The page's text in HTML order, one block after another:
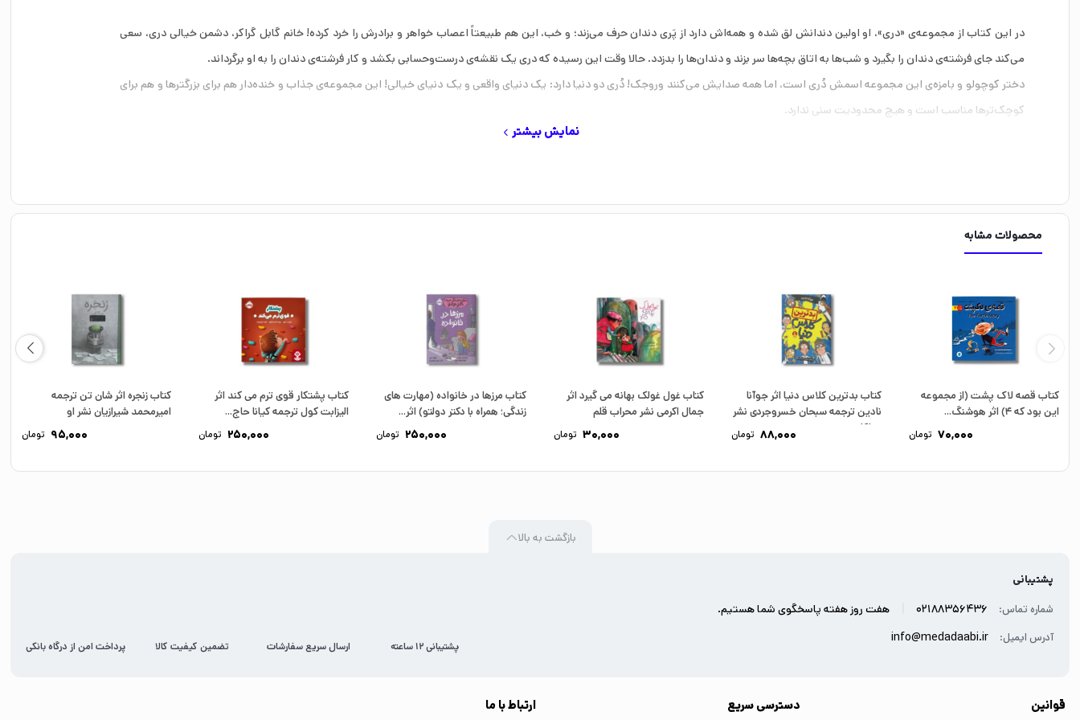
در این کتاب از مجموعه‌ی «دری»، او اولین دندانش لق شده و همه‌اش دارد از پَری دندان حرف می‌زند؛ و خب، این هم طبیعتاً اعصاب خواهر و برادرش را خرد کرده! خانم گابل‌ گراکر، دشمن خیالی دری، سعی
می‌کند جای فرشته‌ی دندان را بگیرد و شب‌ها به اتاق بچه‌ها سر بزند و دندان‌ها را بدزدد. حالا وقت این رسیده که دری یک نقشه‌ی درست‌وحسابی بکشد و کار فرشته‌ی دندان را به او برگرداند.
دختر کوچولو و بامزه‌ی این مجموعه اسمش دُری است، اما همه صدایش می‌کنند وروجک! دُری دو دنیا دارد: یک دنیای واقعی و یک دنیای خیالی! این مجموعه‌ی جذاب و خنده‌دار هم برای بزرگترها و هم برای
کوچک‌ترها مناسب است و هیچ محدودیت سنی ندارد.
نمایش بیشتر
محصولات مشابه
کتاب قصه لاک پشت (از مجموعه
این بود که 4) اثر هوشنگ...
70,000 تومان
کتاب بدترین کلاس دنیا اثر جوآنا
نادین ترجمه سبحان خسروجردی نشر
میلکان
88,000 تومان
کتاب غول غولک بهانه می گیرد اثر
جمال اکرمی نشر محراب قلم
30,000 تومان
کتاب مرزها در خانواده (مهارت های
زندگی؛ همراه با دکتر دولتو) اثر...
250,000 تومان
کتاب پشتکار قوی ترم می کند اثر
الیزابت کول ترجمه کیانا حاج...
250,000 تومان
کتاب زنجره اثر شان تن ترجمه
امیرمحمد شیرازیان نشر او
95,000 تومان
بازگشت به بالا
پشتیبانی
شماره تماس:
02188356436 هفت روز هفته پاسخگوی شما هستیم.
آدرس ایمیل: info@medadaabi.ir
پشتیبانی 12 ساعته ارسال سریع سفارشات تضمین کیفیت کالا پرداخت امن از درگاه بانکی
قوانین دسترسی سریع ارتباط با ما